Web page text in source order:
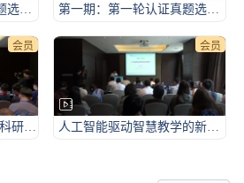
第二期：第一轮认证真题选讲与大纲知识点串讲2 第一期：第一轮认证真题选讲与大纲知识点串讲1
会员
以“算力x联接”驱动教育科研创新发展探索与实践-2026CCF未来计算机教育峰会（FCES 2026）
会员
人工智能驱动智慧教学的新图景-2026CCF未来计算机教育峰会（FCES 2026）